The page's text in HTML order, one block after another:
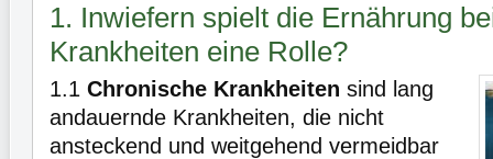
1. Inwiefern spielt die Ernährung
Krankheiten eine Rolle?
1.1 Chronische Krankheiten sind lang
andauernde Krankheiten, die nicht
ansteckend und weitgehend vermeidbar